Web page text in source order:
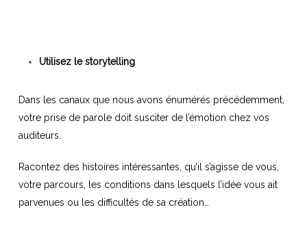
Utilisez le storytelling
Dans les canaux que nous avons énumérés précédemment,
votre prise de parole doit susciter de l’émotion chez vos
auditeurs.
Racontez des histoires intéressantes, qu’il s’agisse de vous,
votre parcours, les conditions dans lesquels l’idée vous ait
parvenues ou les difficultés de sa création…